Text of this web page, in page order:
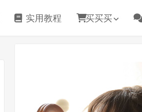
实用教程 买买买